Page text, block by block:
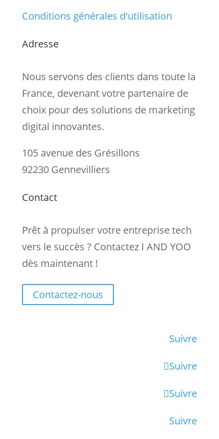
Conditions générales d'utilisation
Adresse
Nous servons des clients dans toute la
France, devenant votre partenaire de
choix pour des solutions de marketing
digital innovantes.
105 avenue des Grésillons
92230 Gennevilliers
Contact
Prêt à propulser votre entreprise tech
vers le succès ? Contactez I AND YOO
dès maintenant !
Contactez-nous
Suivre
Suivre
Suivre
Suivre